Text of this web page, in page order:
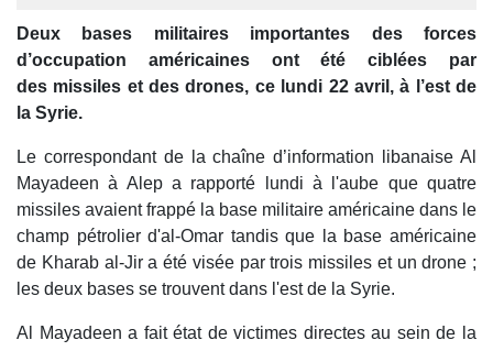
Deux bases militaires importantes des forces
d’occupation américaines ont été ciblées par
des missiles et des drones, ce lundi 22 avril, à l’est de
la Syrie.
Le correspondant de la chaîne d’information libanaise Al
Mayadeen à Alep a rapporté lundi à l'aube que quatre
missiles avaient frappé la base militaire américaine dans le
champ pétrolier d'al-Omar tandis que la base américaine
de Kharab al-Jir a été visée par trois missiles et un drone ;
les deux bases se trouvent dans l'est de la Syrie.
Al Mayadeen a fait état de victimes directes au sein de la